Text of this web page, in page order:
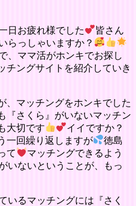
日お疲れ様でした
皆さん
らっしゃいますか？
、ママ活がホンキでお探し
チングサイトを紹介していき
、マッチングをホンキでした
『さくら』がいないマッチン
大切です
イイですか？
一回繰り返しますが
徳島
て
マッチングできるよう
いないということが、もっ
いるマッチングには『さく